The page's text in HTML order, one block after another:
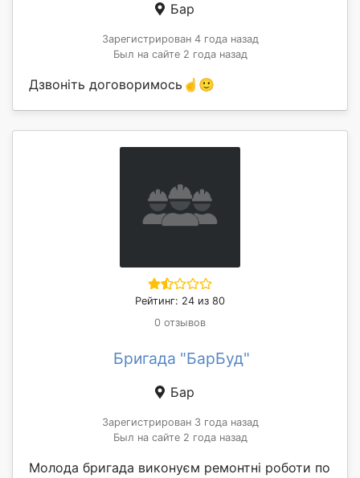
Бар
Зарегистрирован 4 года назад
Был на сайте 2 года назад
Дзвоніть договоримось☝️🙂
Рейтинг: 24 из 80
0 отзывов
Бригада "БарБуд"
Бар
Зарегистрирован 3 года назад
Был на сайте 2 года назад
Молода бригада виконуєм ремонтні роботи по